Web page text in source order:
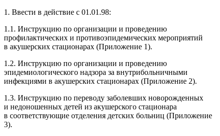
1. Ввести в действие с 01.01.98:
1.1. Инструкцию по организации и проведению
профилактических и противоэпидемических мероприятий
в акушерских стационарах (Приложение 1).
1.2. Инструкцию по организации и проведению
эпидемиологического надзора за внутрибольничными
инфекциями в акушерских стационарах (Приложение 2).
1.3. Инструкцию по переводу заболевших новорожденных
и недоношенных детей из акушерского стационара
в соответствующие отделения детских больниц (Приложение
3).